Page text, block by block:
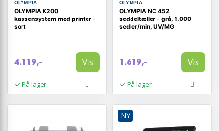
OLYMPIA
OLYMPIA K200
kassensystem med printer -
sort
4.119,- Vis
På lager
OLYMPIA
OLYMPIA NC 452
seddeltæller - grå, 1.000
sedler/min, UV/MG
1.619,- Vis
På lager
NY